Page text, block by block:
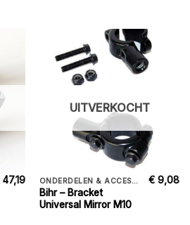
47,19
UITVERKOCHT
ONDERDELEN & ACCESSORIES
Bihr – Bracket
Universal Mirror M10
€ 9,08